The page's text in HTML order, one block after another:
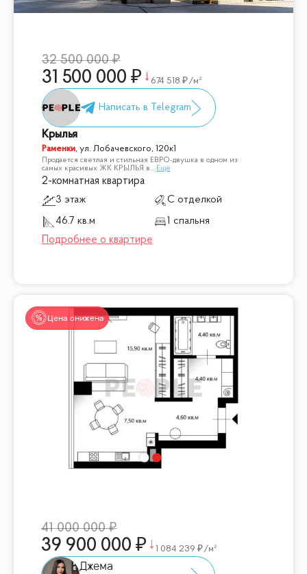
32 500 000
31 500 000 674 518 /м²
Крылья
Раменки, ул. Лобачевского, 120к1
Продается светлая и стильная ЕВРО-двушка в одном из
самых красивых ЖК КРЫЛЬЯ в... Ещё
2-комнатная квартира
3 этаж
С отделкой
46.7 кв.м
1 спальня
Цена снижена
41 000 000
39 900 000 1 084 239 /м²
Джема